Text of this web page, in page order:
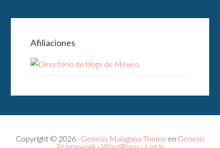
Afiliaciones
Copyright © 2026 · Genesis Malagana Theme en Genesis